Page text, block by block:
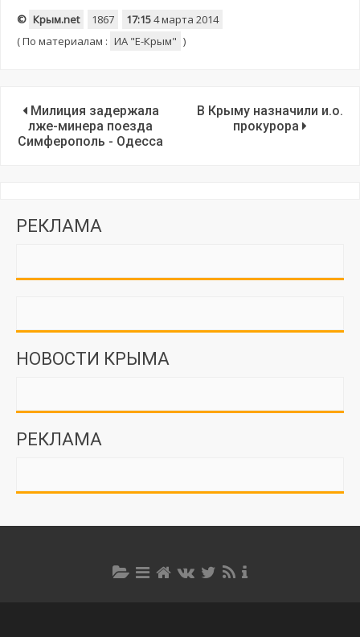
© Крым.net 1867 17:154 марта 2014
(По материалам : ИА "E-Крым" )
Милиция задержала
лже-минера поезда
Симферополь - Одесса
В Крыму назначили и.о.
прокурора
РЕКЛАМА
НОВОСТИ КРЫМА
РЕКЛАМА